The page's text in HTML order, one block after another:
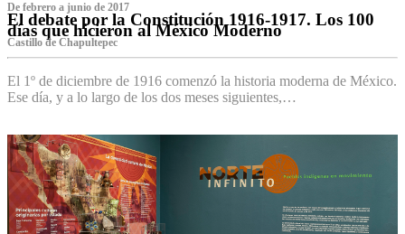
De febrero a junio de 2017
El debate por la Constitución 1916-1917. Los 100
días que hicieron al México Moderno
Castillo de Chapultepec
El 1º de diciembre de 1916 comenzó la historia moderna de México.
Ese día, y a lo largo de los dos meses siguientes,…